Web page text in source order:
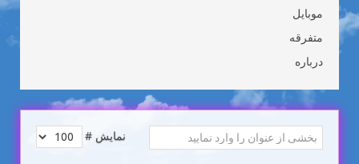
موبایل
متفرقه
درباره
نمایش #